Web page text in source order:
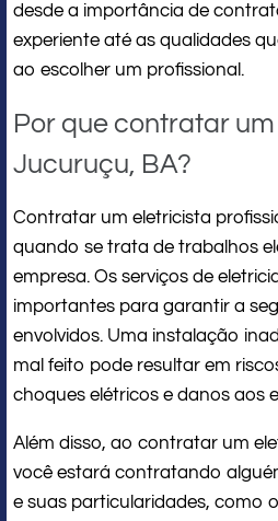
desde a importância de
experiente até as qualidades
ao escolher um profissional.
Por que contratar
Jucuruçu, BA?
Contratar um eletricista
quando se trata de trabalhos
empresa. Os serviços de
importantes para garantir a
envolvidos. Uma instalação
mal feito pode resultar em
choques elétricos e danos aos
Além disso, ao contratar um
você estará contratando
e suas particularidades, como